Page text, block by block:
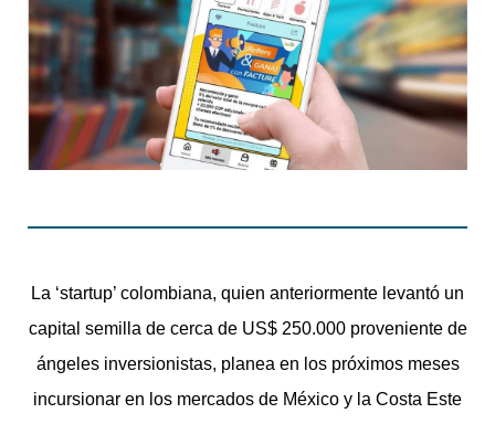
La ‘startup’ colombiana, quien anteriormente levantó un
capital semilla de cerca de US$ 250.000 proveniente de
ángeles inversionistas, planea en los próximos meses
incursionar en los mercados de México y la Costa Este